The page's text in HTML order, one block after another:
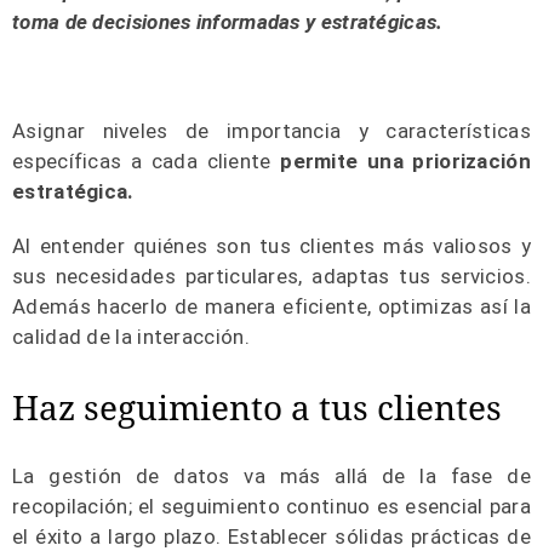
toma de decisiones informadas y estratégicas.
Asignar niveles de importancia y características
específicas a cada cliente permite una priorización
estratégica.
Al entender quiénes son tus clientes más valiosos y
sus necesidades particulares, adaptas tus servicios.
Además hacerlo de manera eficiente, optimizas así la
calidad de la interacción.
Haz seguimiento a tus clientes
La gestión de datos va más allá de la fase de
recopilación; el seguimiento continuo es esencial para
el éxito a largo plazo. Establecer sólidas prácticas de